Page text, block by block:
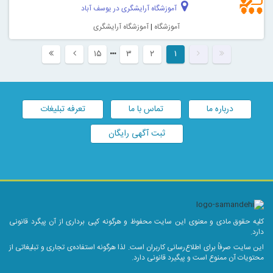
آموزشگاه آرایشگری در یوسف آباد
آموزشگاه |آموزشگاه آرایشگری
۱ ۲ ۳ ۱۵
درباره ما تماس با ما
تعرفه تبلیغات
ثبت آگهی رایگان
کلیه حقوق مادی و معنوی این سایت محفوظ و هرگونه کپی برداری از آن پیگرد قانونی
دارد.
این سایت صرفاً برای اطلاع‌رسانی کاربران است. لذا هرگونه استفاده‌ی تجاری و تبلیغاتی از
محتویات آن ممنوع است و پیگیرد قانونی دارد.